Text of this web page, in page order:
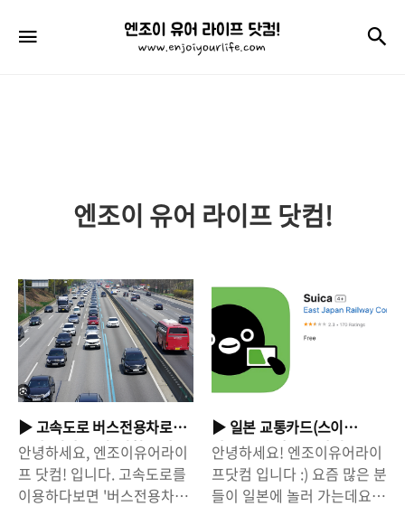
엔
조
이
닷
컴!
엔조이 유어 라이프 닷컴!
▶ 고속도로 버스전용차로
구간, 시간/요일, 범칙금 안
내
안녕하세요, 엔조이유어라이
프 닷컴! 입니다. 고속도로를
이용하다보면 '버스전용차
▶ 일본 교통카드(스이
카/Suica) 만드는 방법 - 모
바일/스마트폰 카드
안녕하세요! 엔조이유어라이
프닷컴 입니다 :) 요즘 많은 분
들이 일본에 놀러 가는데요,